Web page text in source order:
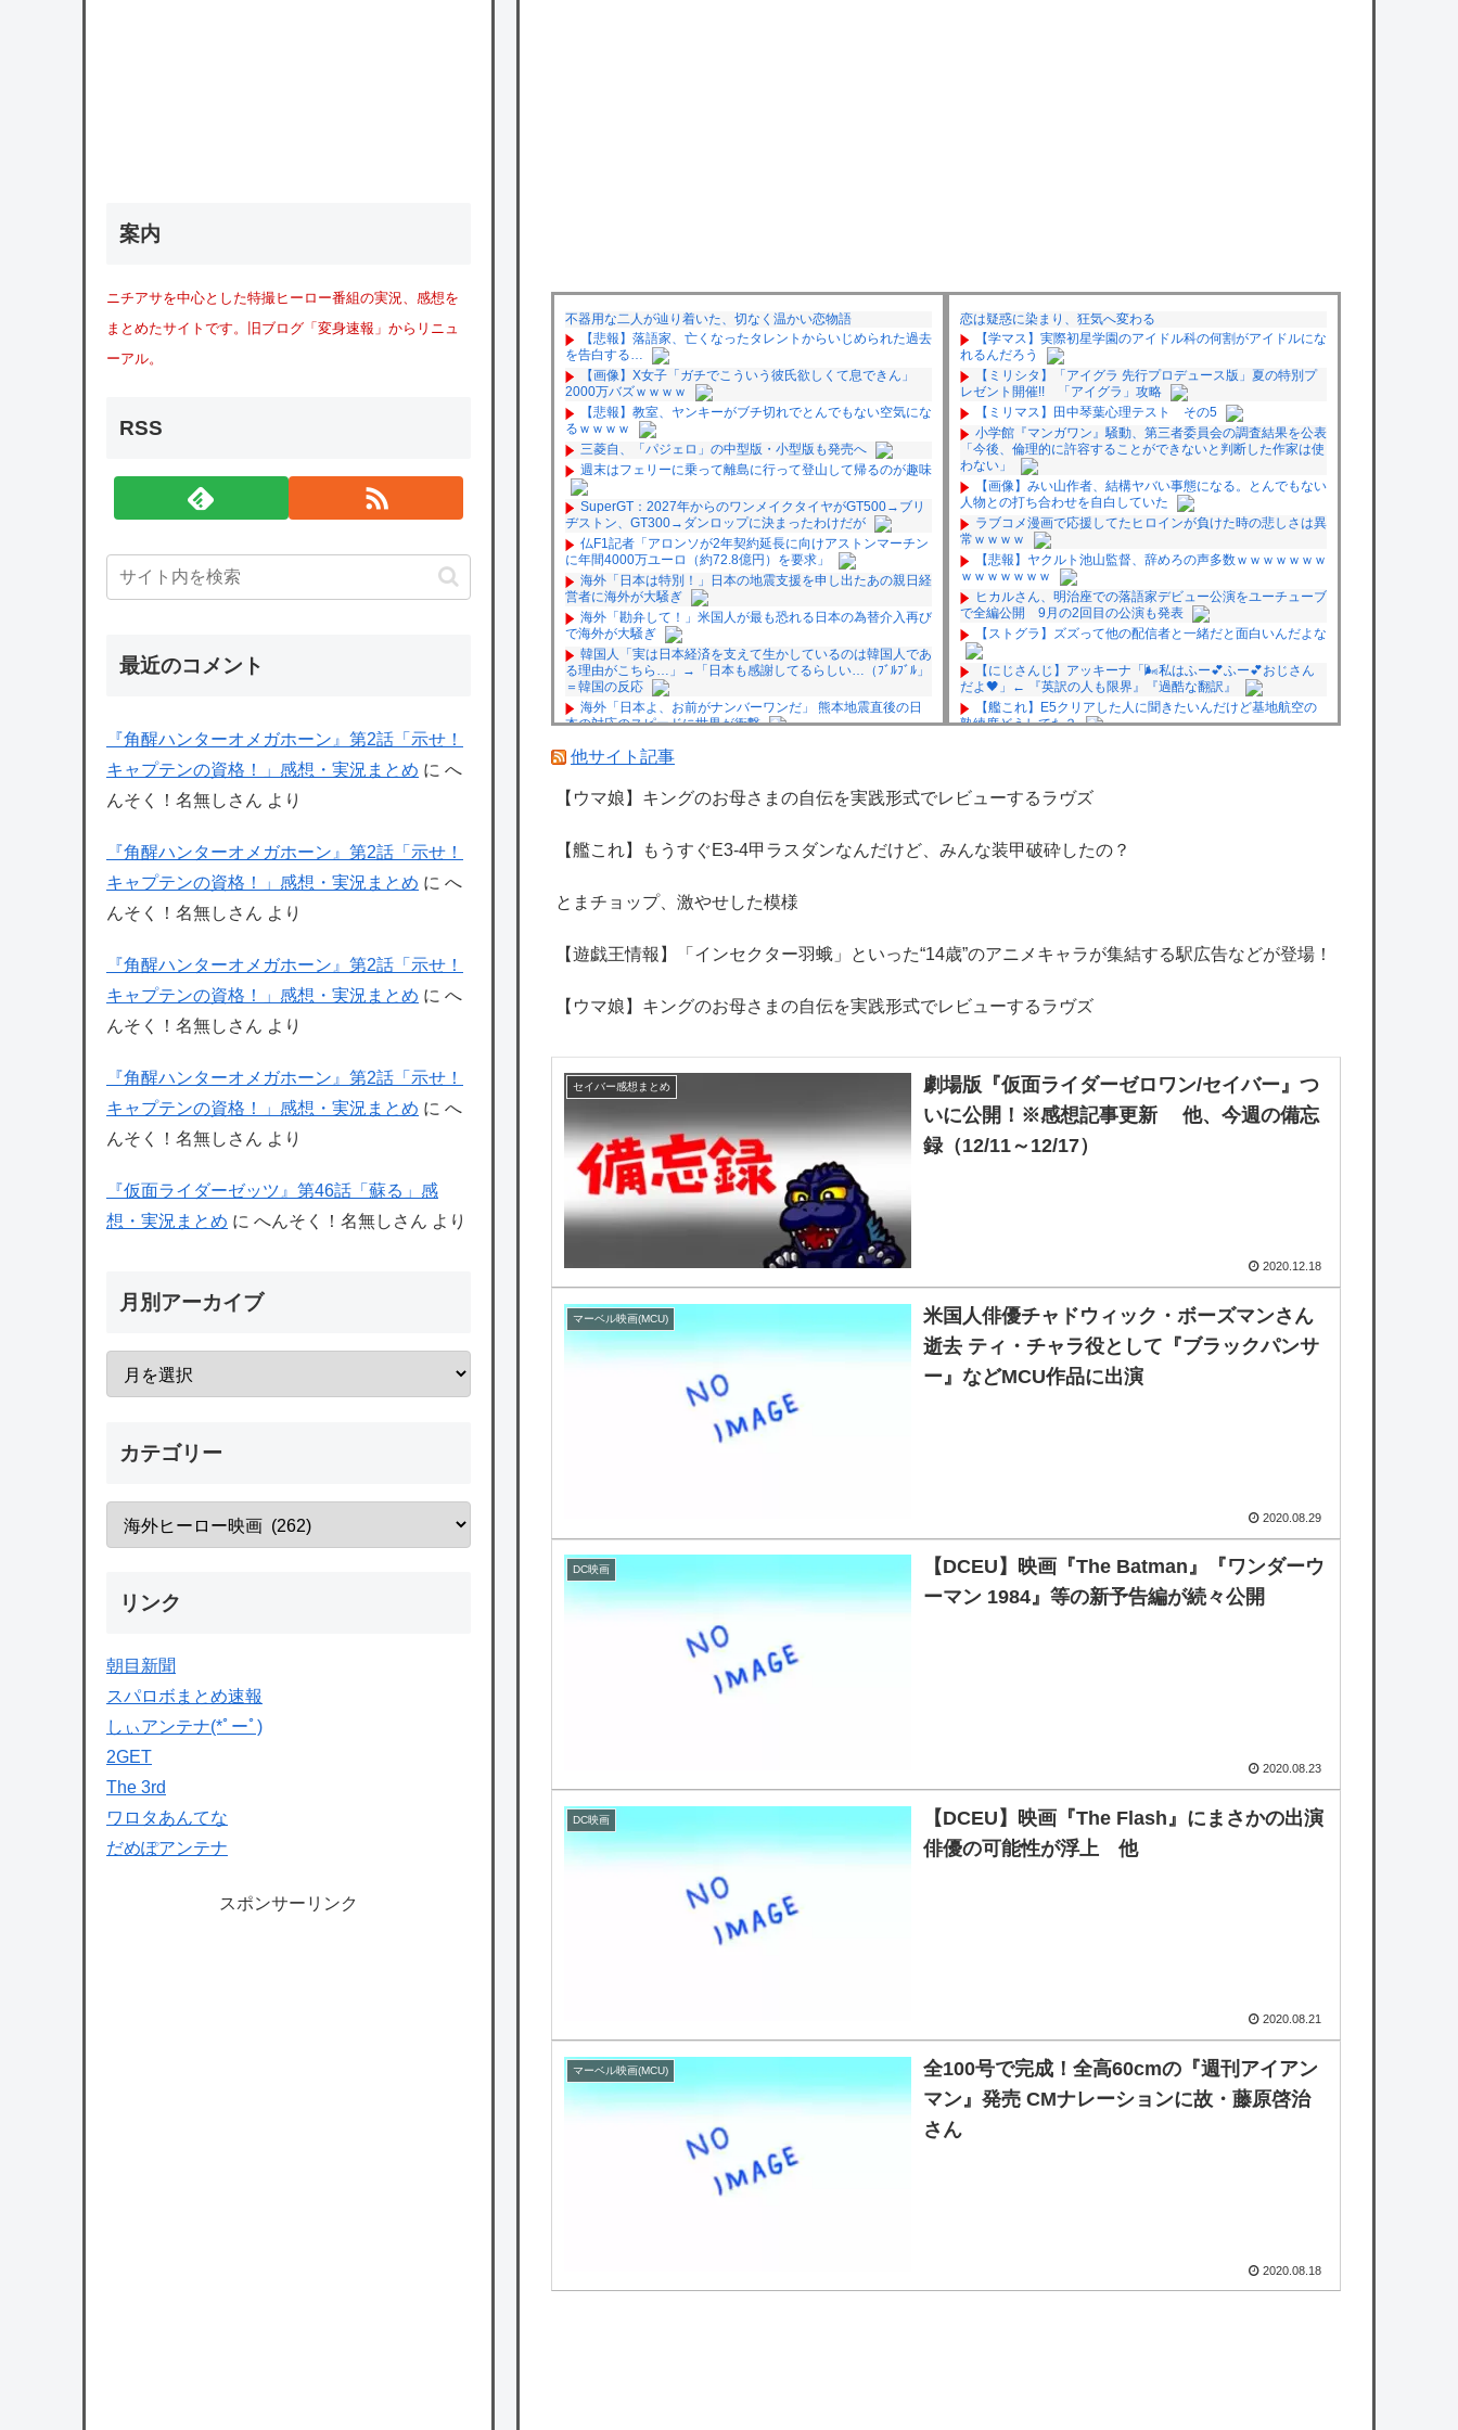
不器用な二人が辿り着いた、切なく温かい恋物語
【悲報】落語家、亡くなったタレントからいじめられた過去
を告白する…
【画像】X女子「ガチでこういう彼氏欲しくて息できん」
2000万バズｗｗｗｗ
【悲報】教室、ヤンキーがブチ切れでとんでもない空気にな
るｗｗｗｗ
三菱自、「パジェロ」の中型版・小型版も発売へ
週末はフェリーに乗って離島に行って登山して帰るのが趣味
SuperGT：2027年からのワンメイクタイヤがGT500→ブリ
ヂストン、GT300→ダンロップに決まったわけだが
仏F1記者「アロンソが2年契約延長に向けアストンマーチン
に年間4000万ユーロ（約72.8億円）を要求」
海外「日本は特別！」日本の地震支援を申し出たあの親日経
営者に海外が大騒ぎ
海外「勘弁して！」米国人が最も恐れる日本の為替介入再び
で海外が大騒ぎ
韓国人「実は日本経済を支えて生かしているのは韓国人であ
る理由がこちら…」→「日本も感謝してるらしい…（ﾌﾞﾙﾌﾞﾙ」
＝韓国の反応
海外「日本よ、お前がナンバーワンだ」 熊本地震直後の日
本の対応のスピードに世界が衝撃
け合いだからなぁ（約100人）
黒トリガー化したんじゃねえかな。
★【ワートリ】2周目も全員でやる隊と分担でやる隊はそれ
ぞれどの位いるんだろうか特別課題消化時は別として
Powered by livedoor 相互RSS
恋は疑惑に染まり、狂気へ変わる
【学マス】実際初星学園のアイドル科の何割がアイドルにな
れるんだろう
【ミリシタ】「アイグラ 先行プロデュース版」夏の特別プ
レゼント開催!! 「アイグラ」攻略
【ミリマス】田中琴葉心理テスト その5
小学館『マンガワン』騒動、第三者委員会の調査結果を公表
「今後、倫理的に許容することができないと判断した作家は使
わない」
【画像】みい山作者、結構ヤバい事態になる。とんでもない
人物との打ち合わせを自白していた
ラブコメ漫画で応援してたヒロインが負けた時の悲しさは異
常ｗｗｗｗ
【悲報】ヤクルト池山監督、辞めろの声多数ｗｗｗｗｗｗｗ
ｗｗｗｗｗｗｗ
ヒカルさん、明治座での落語家デビュー公演をユーチューブ
で全編公開 9月の2回目の公演も発表
【ストグラ】ズズって他の配信者と一緒だと面白いんだよな
【にじさんじ】アッキーナ「🌬️私はふー💕ふー💕おじさん
だよ🖤」← 『英訳の人も限界』『過酷な翻訳』
【艦これ】E5クリアした人に聞きたいんだけど基地航空の
熟練度どうしてた？
【艦これ】今回のかわいい大賞は決まった
ヒカキンさん、「ONICHA」を熊本県に発送
他サイト記事
【ウマ娘】キングのお母さまの自伝を実践形式でレビューするラヴズ
【艦これ】もうすぐE3-4甲ラスダンなんだけど、みんな装甲破砕したの？
とまチョップ、激やせした模様
【遊戯王情報】「インセクター羽蛾」といった“14歳”のアニメキャラが集結する駅広告などが登場！
【ウマ娘】キングのお母さまの自伝を実践形式でレビューするラヴズ
セイバー感想まとめ
劇場版『仮面ライダーゼロワン/セイバー』つ
いに公開！※感想記事更新 他、今週の備忘
録（12/11～12/17）
2020.12.18
マーベル映画(MCU)
米国人俳優チャドウィック・ボーズマンさん
逝去 ティ・チャラ役として『ブラックパンサ
ー』などMCU作品に出演
2020.08.29
DC映画
【DCEU】映画『The Batman』『ワンダーウ
ーマン 1984』等の新予告編が続々公開
2020.08.23
DC映画
【DCEU】映画『The Flash』にまさかの出演
俳優の可能性が浮上 他
2020.08.21
マーベル映画(MCU)
全100号で完成！全高60cmの『週刊アイアン
マン』発売 CMナレーションに故・藤原啓治
さん
2020.08.18
案内
ニチアサを中心とした特撮ヒーロー番組の実況、感想を
まとめたサイトです。旧ブログ「変身速報」からリニュ
ーアル。
RSS
最近のコメント
『角醒ハンターオメガホーン』第2話「示せ！
キャプテンの資格！」感想・実況まとめ に へ
んそく！名無しさん より
『角醒ハンターオメガホーン』第2話「示せ！
キャプテンの資格！」感想・実況まとめ に へ
んそく！名無しさん より
『角醒ハンターオメガホーン』第2話「示せ！
キャプテンの資格！」感想・実況まとめ に へ
んそく！名無しさん より
『角醒ハンターオメガホーン』第2話「示せ！
キャプテンの資格！」感想・実況まとめ に へ
んそく！名無しさん より
『仮面ライダーゼッツ』第46話「蘇る」感
想・実況まとめ に へんそく！名無しさん より
月別アーカイブ
カテゴリー
リンク
朝目新聞
スパロボまとめ速報
しぃアンテナ(*ﾟーﾟ)
2GET
The 3rd
ワロタあんてな
だめぽアンテナ
スポンサーリンク